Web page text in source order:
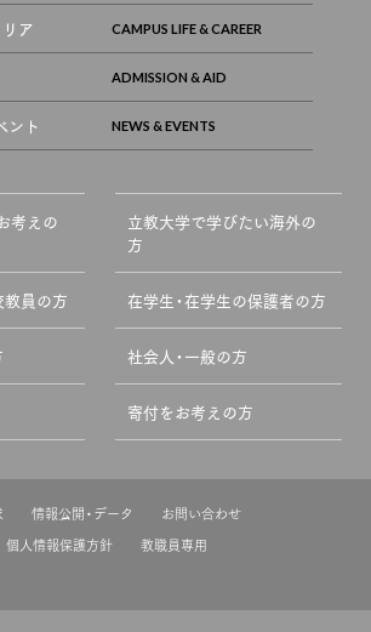
ア
ント
考えの
立教大学で学びたい海外の
方
教員の方 在学生・在学生の保護者の方
社会人・一般の方
寄付をお考えの方
情報公開・データ
お問い合わせ
個人情報保護方針
教職員専用